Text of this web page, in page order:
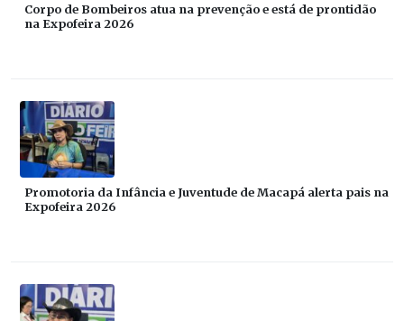
Corpo de Bombeiros atua na prevenção e está de prontidão
na Expofeira 2026
Promotoria da Infância e Juventude de Macapá alerta pais na
Expofeira 2026